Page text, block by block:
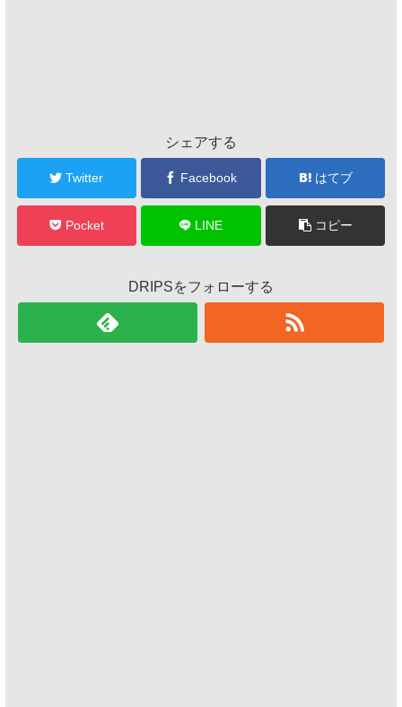
シェアする
Twitter Facebook はてブ
Pocket LINE コピー
DRIPSをフォローする